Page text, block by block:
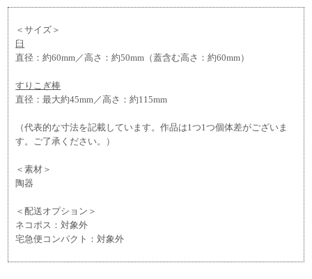
＜サイズ＞
臼
直径：約60mm／高さ：約50mm（蓋含む高さ：約60mm）
すりこぎ棒
直径：最大約45mm／高さ：約115mm
（代表的な寸法を記載しています。作品は1つ1つ個体差がございま
す。ご了承ください。）
＜素材＞
陶器
＜配送オプション＞
ネコポス：対象外
宅急便コンパクト：対象外